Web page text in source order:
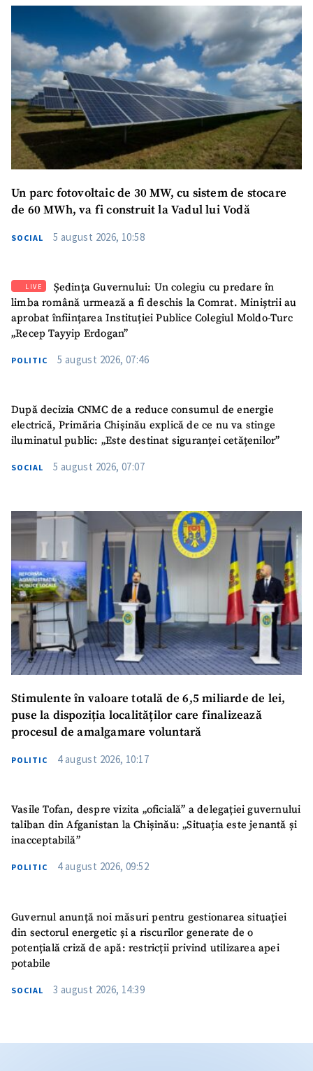
Un parc fotovoltaic de 30 MW, cu sistem de stocare
de 60 MWh, va fi construit la Vadul lui Vodă
SOCIAL 5 august 2026, 10:58
LIVE
Ședința Guvernului: Un colegiu cu predare în
limba română urmează a fi deschis la Comrat. Miniștrii au
aprobat înființarea Instituției Publice Colegiul Moldo-Turc
„Recep Tayyip Erdogan”
POLITIC 5 august 2026, 07:46
După decizia CNMC de a reduce consumul de energie
electrică, Primăria Chișinău explică de ce nu va stinge
iluminatul public: „Este destinat siguranței cetățenilor”
SOCIAL 5 august 2026, 07:07
Stimulente în valoare totală de 6,5 miliarde de lei,
puse la dispoziția localităților care finalizează
procesul de amalgamare voluntară
POLITIC 4 august 2026, 10:17
Vasile Tofan, despre vizita „oficială” a delegației guvernului
taliban din Afganistan la Chișinău: „Situația este jenantă și
inacceptabilă”
POLITIC 4 august 2026, 09:52
Guvernul anunță noi măsuri pentru gestionarea situației
din sectorul energetic și a riscurilor generate de o
potențială criză de apă: restricții privind utilizarea apei
potabile
SOCIAL 3 august 2026, 14:39